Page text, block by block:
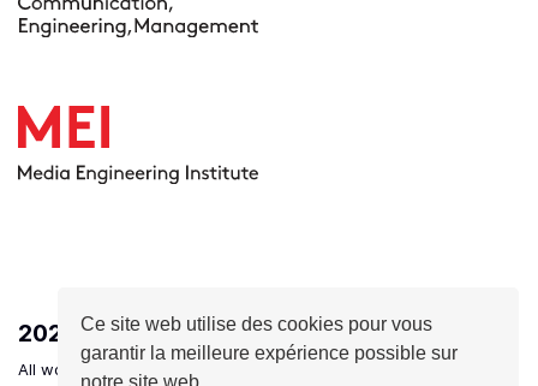
Ce site web utilise des cookies pour vous
garantir la meilleure expérience possible sur
2026 - HEIG-VD - Ingénierie des médias
All works are licensed under a Creative Commons Attribution-